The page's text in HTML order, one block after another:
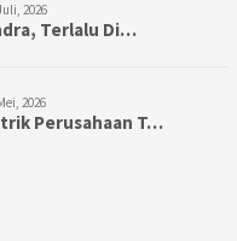
2026
Terlalu Di…
2026
Perusahaan T…